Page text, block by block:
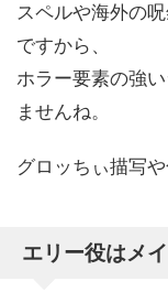
スペルや海外の
ですから、
ホラー要素の強
ませんね。
グロッちぃ描写
エリー役はメ